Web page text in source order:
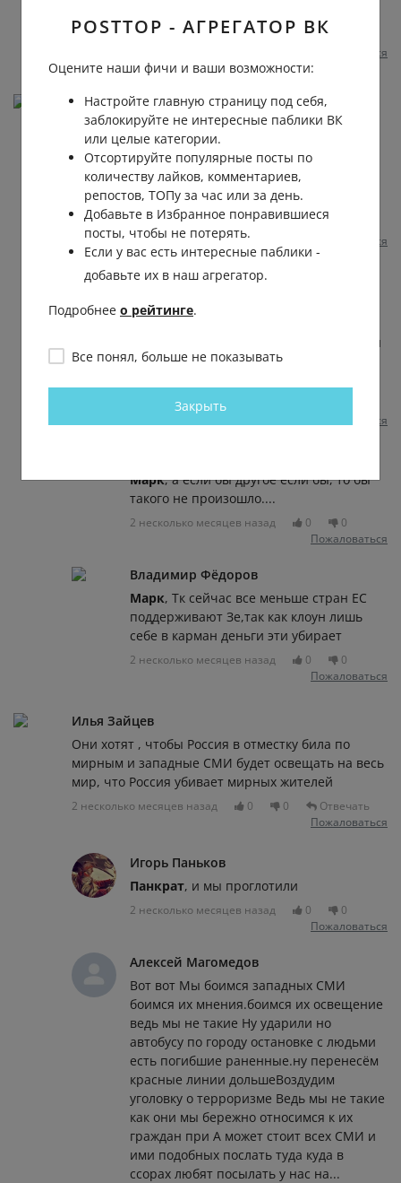
2 несколько месяцев назад 0 0
Отвечать
Пожаловаться
Марк Еретиков
слезы на глазах от новостей.. Я считаю, что если
бы европка прекратила давать деньги, оружие,
технику украине, все бы прекратилось ой как
давно, и люди бы не гибли на которых они
плевать хотели!
2 несколько месяцев назад
Пожаловаться
Василь Науменко
Владимир
войну хватит 500 долларов на Дрон что
на трассе детей повыносит в автобусе и
жене Зеленского на Бугатти хватит. Все
2 несколько месяцев назад
Пожаловаться
Марк, а если бы другое если бы, то бы
такого не произошло....
2 несколько месяцев назад 0
0
Пожаловаться
Владимир Фёдоров
Марк, Тк сейчас все меньше стран ЕС
поддерживают Зе,так как клоун лишь
себе в карман деньги эти убирает
2 несколько месяцев назад 0
0
Пожаловаться
Илья Зайцев
Они хотят , чтобы Россия в отместку била по
мирным и западные СМИ будет освещать на весь
мир, что Россия убивает мирных жителей
2 несколько месяцев назад 0 0
Отвечать
Пожаловаться
Игорь Паньков
Панкрат, и мы проглотили
2 несколько месяцев назад 0
0
Пожаловаться
Алексей Магомедов
Вот вот Мы боимся западных СМИ
боимся их мнения.боимся их освещение
ведь мы не такие Ну ударили но
автобусу по городу остановке с людьми
есть погибшие раненные.ну перенесём
красные линии дольшеВоздудим
уголовку о терроризме Ведь мы не такие
как они мы бережно относимся к их
граждан при А может стоит всех СМИ и
ими подобных послать туда куда в
ссорах любят посылать у нас на...
POSTTOP - АГРЕГАТОР ВК
Оцените наши фичи и ваши возможности:
Настройте главную страницу под себя,
заблокируйте не интересные паблики ВК
или целые категории.
Отсортируйте популярные посты по
количеству лайков, комментариев,
репостов, ТОПу за час или за день.
Добавьте в Избранное понравившиеся
посты, чтобы не потерять.
Если у вас есть интересные паблики -
добавьте их в наш агрегатор.
Подробнее о рейтинге.
Все понял, больше не показывать
Закрыть